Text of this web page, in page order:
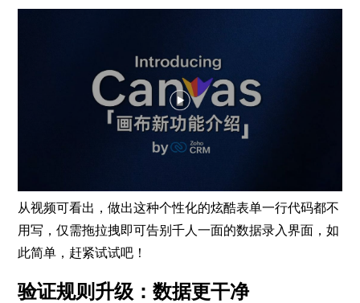
从视频可看出，做出这种个性化的炫酷表单一行代码都不
用写，仅需拖拉拽即可告别千人一面的数据录入界面，如
此简单，赶紧试试吧！
验证规则升级：数据更干净